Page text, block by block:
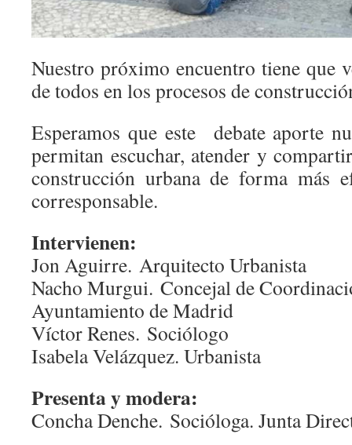
Nuestro próximo encuentro tiene que
de todos en los procesos de
Esperamos que este debate aporte
permitan escuchar, atender y
construcción urbana de forma más
corresponsable.
Intervienen:
Jon Aguirre. Arquitecto Urbanista
Nacho Murgui. Concejal de
Ayuntamiento de Madrid
Víctor Renes. Sociólogo
Isabela Velázquez. Urbanista
Presenta y modera:
Concha Denche. Socióloga. Junta